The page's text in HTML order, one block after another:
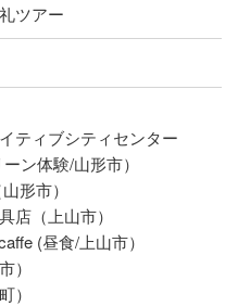
ツアー
ティブシティセンター
ン体験/山形市）
形市）
店（上山市）
(昼食/上山市）
）
）